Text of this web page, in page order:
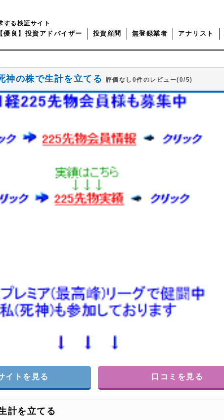
する検証サイト
【優良】投資アドバイザー 投資顧問 無登録業者 アナリスト
神の株で生計を立てる 評価なし0件のレビュー(0/5)
イトを見る 口コミを見る
計を立てる